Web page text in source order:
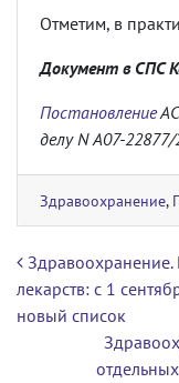
Отметим, в
Документ в СПС
ПостановлениеАС
делу N А07-
Здравоохранение,
Навигация
Здравоохранение.
лекарств: с 1
новый список